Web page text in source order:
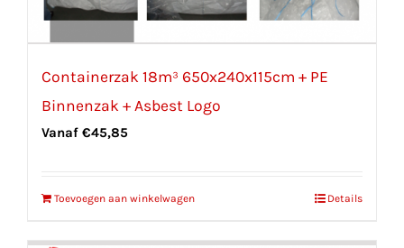
Containerzak 18m³ 650x240x115cm + PE
Binnenzak + Asbest Logo
Vanaf €45,85
Toevoegen aan winkelwagen Details